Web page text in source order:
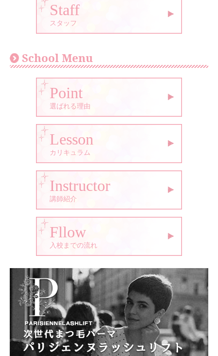
Staff
スタッフ
School Menu
Point
選ばれる理由
Lesson
カリキュラム
Instructor
講師紹介
Fllow
入校までの流れ